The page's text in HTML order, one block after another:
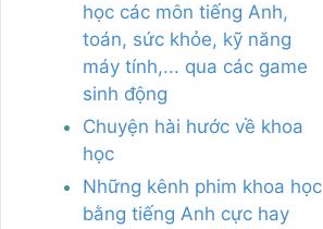
học các môn tiếng Anh,
toán, sức khỏe, kỹ năng
máy tính,... qua các game
sinh động
Chuyện hài hước về khoa
học
Những kênh phim khoa học
bằng tiếng Anh cực hay